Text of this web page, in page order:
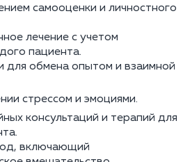
самооценки и личностного
лечение с учетом
пациента.
для обмена опытом и взаимной
стрессом и эмоциями.
консультаций и терапий для
включающий